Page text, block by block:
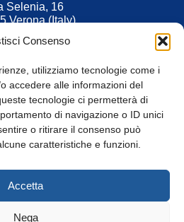
Consenso
utilizziamo tecnologie come i
accedere alle informazioni del
tecnologie ci permetterà di
di navigazione o ID unici
o ritirare il consenso può
caratteristiche e funzioni.
Accetta
Nega
Selenia, 16
Verona (Italy)
045 9211599
i diritti riservati